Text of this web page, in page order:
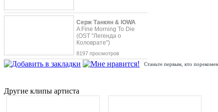
Серж Танкян & IOWA
A Fine Morning To Die
(OST "Легенда о
Коловрате")
8197 просмотров
Станьте первым, кто
Другие клипы артиста